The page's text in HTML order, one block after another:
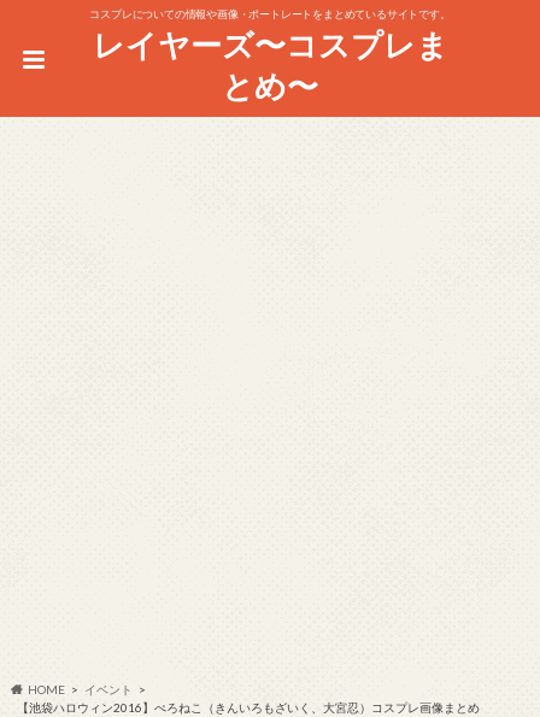
コスプレについての情報や画像・ポートレートをまとめているサイトです。
レイヤーズ〜コスプレま
とめ〜
HOME
イベント
【池袋ハロウィン2016】ぺろねこ（きんいろもざいく、大宮忍）コスプレ画像まとめ